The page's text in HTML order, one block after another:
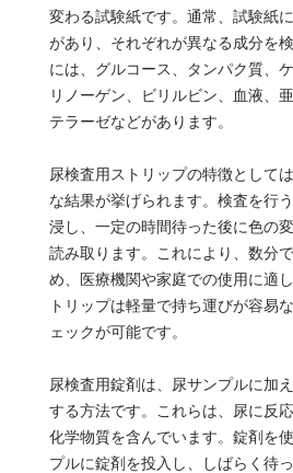
変わる試験紙です。通常、試験紙
があり、それぞれが異なる成分を
には、グルコース、タンパク質、
リノーゲン、ビリルビン、血液、
テラーゼなどがあります。
尿検査用ストリップの特徴として
な結果が挙げられます。検査を行
浸し、一定の時間待った後に色の
読み取ります。これにより、数分
め、医療機関や家庭での使用に適
トリップは軽量で持ち運びが容易
ェックが可能です。
尿検査用錠剤は、尿サンプルに加
する方法です。これらは、尿に反
化学物質を含んでいます。錠剤を
プルに錠剤を投入し、しばらく待